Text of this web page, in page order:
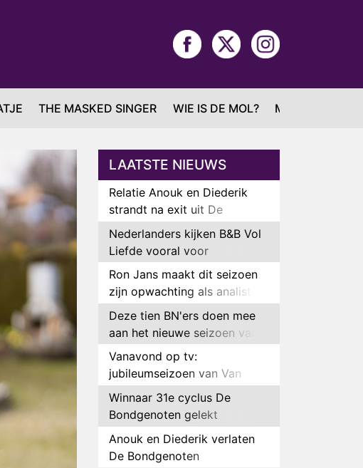
THE MASKED SINGER WIE IS DE MOL? MAFS
LAATSTE NIEUWS
Relatie Anouk en Diederik
strandt na exit uit De
Bondgenoten
Nederlanders kijken B&B Vol
Liefde vooral voor
ongemakkelijke momenten
Ron Jans maakt dit seizoen
zijn opwachting als analist
Deze tien BN'ers doen mee
aan het nieuwe seizoen van
Bestemming X
Vanavond op tv:
jubileumseizoen van Van
Onschatbare Waarde gaat
van start
Winnaar 31e cyclus De
Bondgenoten gelekt
Anouk en Diederik verlaten
De Bondgenoten